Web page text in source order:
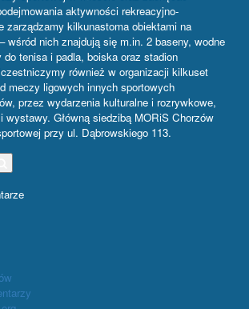
aktywności rekreacyjno-
zarządzamy kilkunastoma obiektami na
wśród nich znajdują się m.in. 2 baseny, wodne
tenisa i padla, boiska oraz stadion
również w organizacji kilkuset
meczy ligowych innych sportowych
przez wydarzenia kulturalne i rozrywkowe,
wystawy. Główną siedzibą MORiS Chorzów
przy ul. Dąbrowskiego 113.